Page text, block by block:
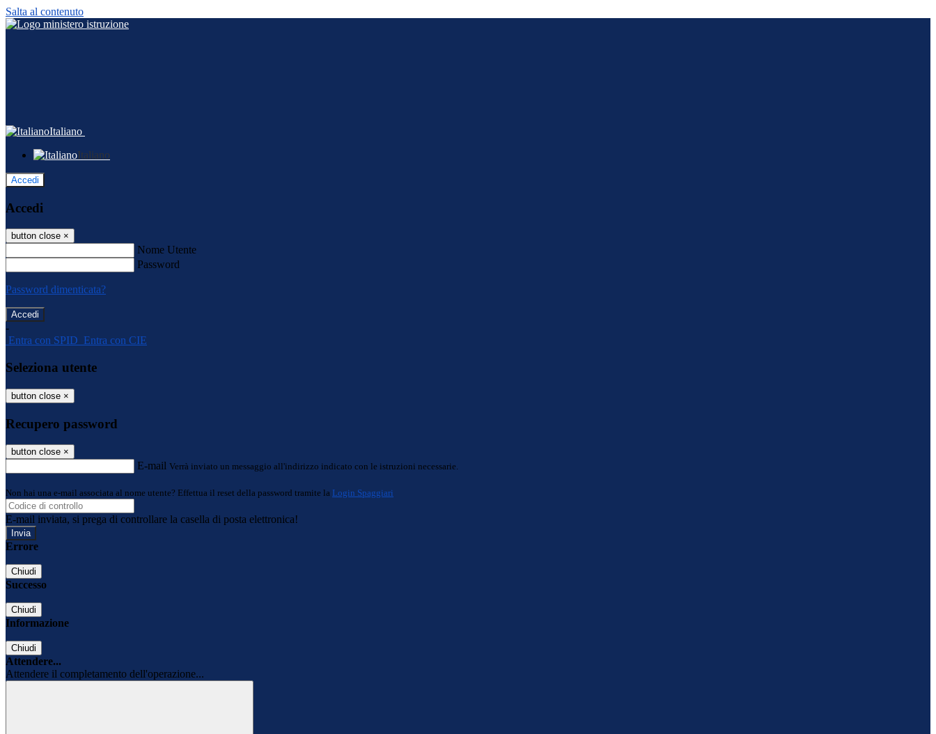
Salta al contenuto
Italiano
Italiano
Accedi
Accedi
button close ×
Nome Utente
Password
Password dimenticata?
-
Entra con SPID Entra con CIE
Seleziona utente
button close ×
Recupero password
button close ×
E-mail Verrà inviato un messaggio all'indirizzo indicato con le istruzioni necessarie.
Non hai una e-mail associata al nome utente? Effettua il reset della password tramite la Login Spaggiari
E-mail inviata, si prega di controllare la casella di posta elettronica!
Errore
Chiudi
Successo
Chiudi
Informazione
Chiudi
Attendere...
Attendere il completamento dell'operazione...